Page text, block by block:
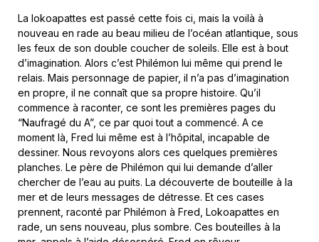
La lokoapattes est passé cette fois ci, mais la voilà à
nouveau en rade au beau milieu de l’océan atlantique, sous
les feux de son double coucher de soleils. Elle est à bout
d’imagination. Alors c’est Philémon lui même qui prend le
relais. Mais personnage de papier, il n’a pas d’imagination
en propre, il ne connaît que sa propre histoire. Qu’il
commence à raconter, ce sont les premières pages du
“Naufragé du A”, ce par quoi tout a commencé. A ce
moment là, Fred lui même est à l’hôpital, incapable de
dessiner. Nous revoyons alors ces quelques premières
planches. Le père de Philémon qui lui demande d’aller
chercher de l’eau au puits. La découverte de bouteille à la
mer et de leurs messages de détresse. Et ces cases
prennent, raconté par Philémon à Fred, Lokoapattes en
rade, un sens nouveau, plus sombre. Ces bouteilles à la